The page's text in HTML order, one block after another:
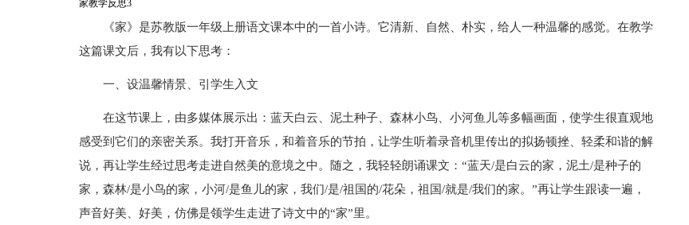
家教学反思3
《家》是苏教版一年级上册语文课本中的一首小诗。它清新、自然、朴实，给人一种温馨的感觉。在教学
这篇课文后，我有以下思考：
一、设温馨情景、引学生入文
在这节课上，由多媒体展示出：蓝天白云、泥土种子、森林小鸟、小河鱼儿等多幅画面，使学生很直观地
感受到它们的亲密关系。我打开音乐，和着音乐的节拍，让学生听着录音机里传出的拟扬顿挫、轻柔和谐的解
说，再让学生经过思考走进自然美的意境之中。随之，我轻轻朗诵课文：“蓝天/是白云的家，泥土/是种子的
家，森林/是小鸟的家，小河/是鱼儿的家，我们/是/祖国的/花朵，祖国/就是/我们的家。”再让学生跟读一遍，
声音好美、好美，仿佛是领学生走进了诗文中的“家”里。